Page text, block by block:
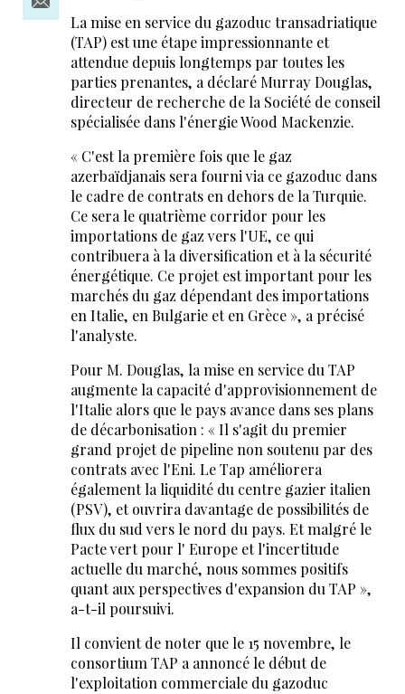
La mise en service du gazoduc transadriatique
(TAP) est une étape impressionnante et
attendue depuis longtemps par toutes les
parties prenantes, a déclaré Murray Douglas,
directeur de recherche de la Société de conseil
spécialisée dans l'énergie Wood Mackenzie.
« C'est la première fois que le gaz
azerbaïdjanais sera fourni via ce gazoduc dans
le cadre de contrats en dehors de la Turquie.
Ce sera le quatrième corridor pour les
importations de gaz vers l'UE, ce qui
contribuera à la diversification et à la sécurité
énergétique. Ce projet est important pour les
marchés du gaz dépendant des importations
en Italie, en Bulgarie et en Grèce », a précisé
l'analyste.
Pour M. Douglas, la mise en service du TAP
augmente la capacité d'approvisionnement de
l'Italie alors que le pays avance dans ses plans
de décarbonisation : « Il s'agit du premier
grand projet de pipeline non soutenu par des
contrats avec l'Eni. Le Tap améliorera
également la liquidité du centre gazier italien
(PSV), et ouvrira davantage de possibilités de
flux du sud vers le nord du pays. Et malgré le
Pacte vert pour l' Europe et l'incertitude
actuelle du marché, nous sommes positifs
quant aux perspectives d'expansion du TAP »,
a-t-il poursuivi.
Il convient de noter que le 15 novembre, le
consortium TAP a annoncé le début de
l'exploitation commerciale du gazoduc